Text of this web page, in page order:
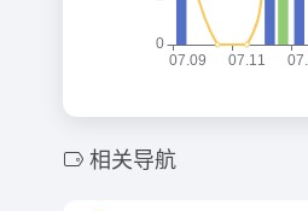
相关导航